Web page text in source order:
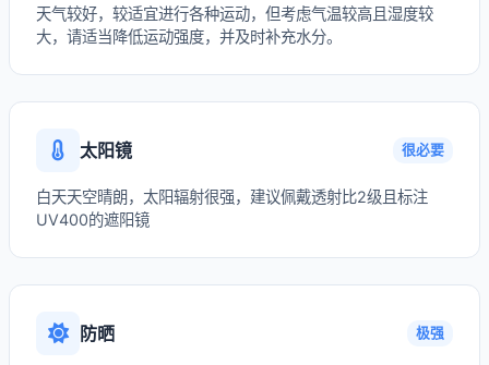
天气较好，较适宜进行各种运动，但考虑气温较高且湿度较
大，请适当降低运动强度，并及时补充水分。
太阳镜 很必要
白天天空晴朗，太阳辐射很强，建议佩戴透射比2级且标注
UV400的遮阳镜
防晒 极强